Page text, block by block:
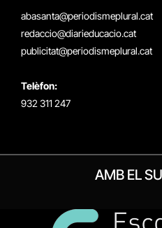
abasanta@periodismeplural.cat
redaccio@diarieducacio.cat
publicitat@periodismeplural.cat
Telèfon:
932 311 247
AMB EL